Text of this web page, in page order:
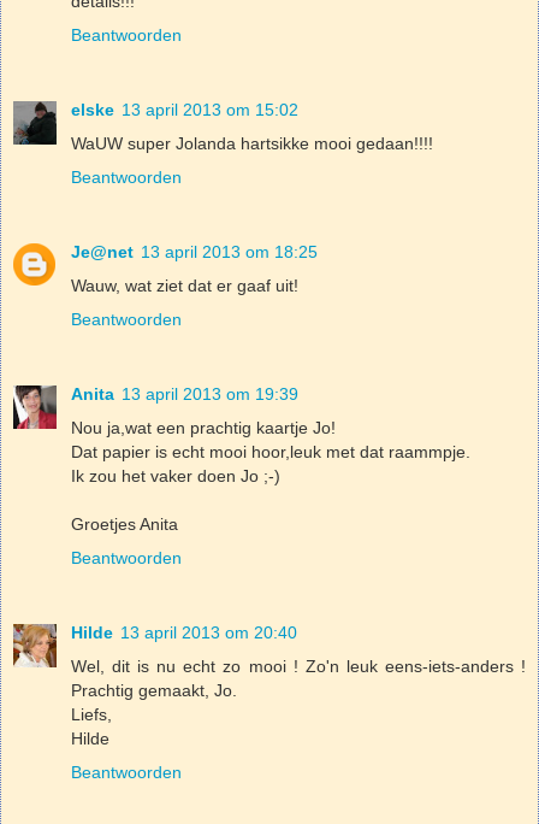
Beantwoorden
elske 13 april 2013 om 15:02
WaUW super Jolanda hartsikke mooi gedaan!!!!
Beantwoorden
Je@net 13 april 2013 om 18:25
Wauw, wat ziet dat er gaaf uit!
Beantwoorden
Anita 13 april 2013 om 19:39
Nou ja,wat een prachtig kaartje Jo!
Dat papier is echt mooi hoor,leuk met dat raammpje.
Ik zou het vaker doen Jo ;-)
Groetjes Anita
Beantwoorden
Hilde 13 april 2013 om 20:40
Wel, dit is nu echt zo mooi ! Zo'n leuk eens-iets-anders !
Prachtig gemaakt, Jo.
Liefs,
Hilde
Beantwoorden